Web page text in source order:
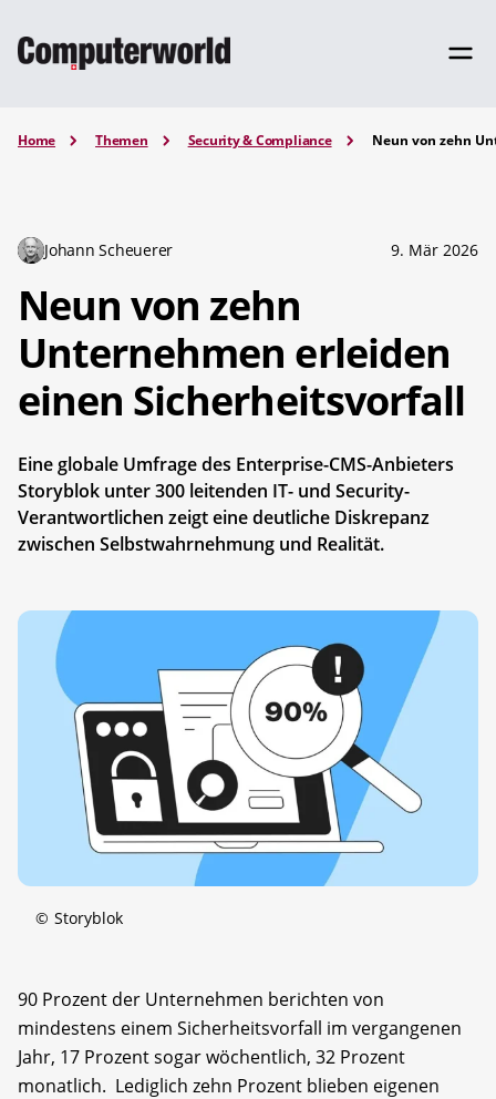
Home Themen Security & Compliance Neun von zehn
Johann Scheuerer 9. Mär 2026
Neun von zehn
Unternehmen erleiden
einen Sicherheitsvorfall
Eine globale Umfrage des Enterprise-CMS-Anbieters
Storyblok unter 300 leitenden IT- und Security-
Verantwortlichen zeigt eine deutliche Diskrepanz
zwischen Selbstwahrnehmung und Realität.
© Storyblok
90 Prozent der Unternehmen berichten von
mindestens einem Sicherheitsvorfall im vergangenen
Jahr, 17 Prozent sogar wöchentlich, 32 Prozent
monatlich. Lediglich zehn Prozent blieben eigenen